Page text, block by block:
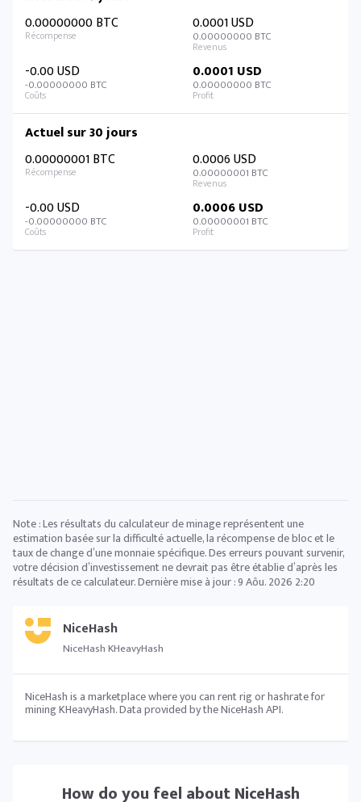
NiceHash
NiceHash KHeavyHash
NiceHash is a marketplace where you can rent rig or hashrate for
mining KHeavyHash. Data provided by the NiceHash API.
How do you feel aboutNiceHash
0.00000000 BTC
0.0001 USD
0.00000000 BTC
-0.00 USD
-0.00000000 BTC
0.0001 USD
0.00000000 BTC
Actuel sur 30 jours
0.00000001 BTC
0.0006 USD
0.00000001 BTC
-0.00 USD
-0.00000000 BTC
0.0006 USD
0.00000001 BTC
Note : Les résultats du calculateur de minage représentent une
estimation basée sur la difficulté actuelle, la récompense de bloc et le
taux de change d’une monnaie spécifique. Des erreurs pouvant survenir,
votre décision d’investissement ne devrait pas être établie d’après les
résultats de ce calculateur. Dernière mise à jour :9 Aôu. 2026 2:20